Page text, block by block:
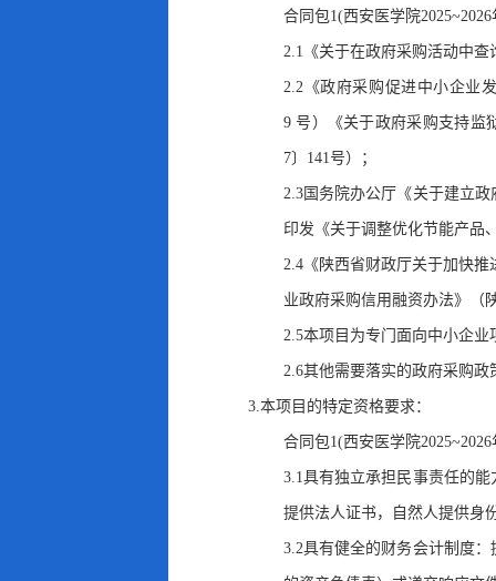
合同包1(西安医学院
2.1《关于在政府采购活动中查
2.2《政府采购促进中小企业
9 号）《关于政府采购支持监
7〕141号） ；
2.3国务院办公厅《关于建立
印发《关于调整优化节能产品
2.4《陕西省财政厅关于加快
业政府采购信用融资办法》（
2.5本项目为专门面向中小企业
2.6其他需要落实的政府采购政
3.本项目的特定资格要求：
合同包1(西安医学院
3.1具有独立承担民事责任的
提供法人证书，自然人提供身
3.2具有健全的财务会计制度